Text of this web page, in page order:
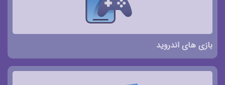
بازی های اندروید